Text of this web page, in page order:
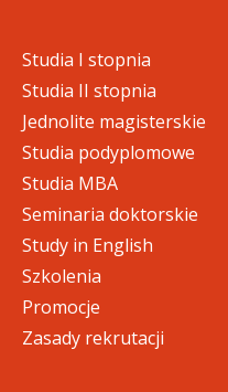
pdf
KB)
pdf
organizacji
pdf
Studia I stopnia
Studia II stopnia
Jednolite magisterskie
Studia podyplomowe
Studia MBA
Seminaria doktorskie
Study in English
Szkolenia
Promocje
Zasady rekrutacji